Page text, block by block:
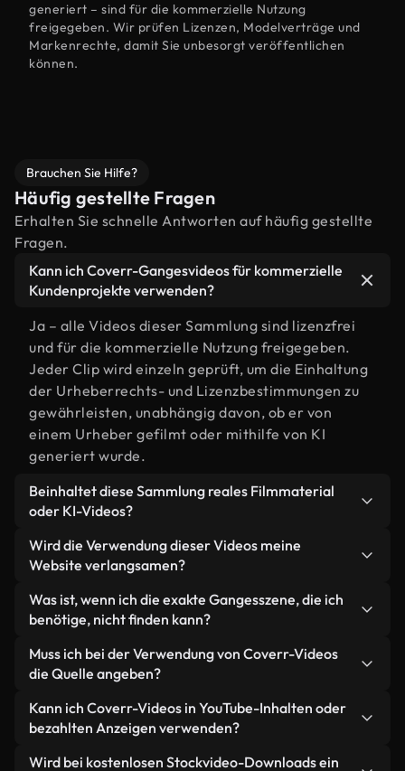
generiert – sind für die kommerzielle Nutzung
freigegeben. Wir prüfen Lizenzen, Modelverträge und
Markenrechte, damit Sie unbesorgt veröffentlichen
können.
Brauchen Sie Hilfe?
Häufig gestellte Fragen
Erhalten Sie schnelle Antworten auf häufig gestellte
Fragen.
Kann ich Coverr-Gangesvideos für kommerzielle
Kundenprojekte verwenden?
Ja – alle Videos dieser Sammlung sind lizenzfrei
und für die kommerzielle Nutzung freigegeben.
Jeder Clip wird einzeln geprüft, um die Einhaltung
der Urheberrechts- und Lizenzbestimmungen zu
gewährleisten, unabhängig davon, ob er von
einem Urheber gefilmt oder mithilfe von KI
generiert wurde.
Beinhaltet diese Sammlung reales Filmmaterial
oder KI-Videos?
Beides. Es handelt sich um eine Hybridbibliothek
aus realen, von Menschen aufgenommenen
generierten Videos. Jedes Video ist eindeutig
beschriftet, sodass Sie immer wissen, was Sie
verwenden.
Wird die Verwendung dieser Videos meine
Website verlangsamen?
Nicht, wenn Sie unsere optimierten Versionen
wählen. Wir bieten schlanke, webfähige Formate,
wurden – so bleibt die Qualität hoch, während
gleichzeitig die Ladezeiten minimiert und
Kennzahlen wie LCP verbessert werden.
Was ist, wenn ich die exakte Gangesszene, die ich
benötige, nicht finden kann?
Mit Coverr AI Studio erstellen Sie im
Handumdrehen ein solches Video. Beschreiben Sie
Sonnenuntergang" – und das Studio generiert
innerhalb von Sekunden ein individuelles Video für
Sie, das unseren Lizenzbestimmungen entspricht.
Muss ich bei der Verwendung von Coverr-Videos
die Quelle angeben?
Eine Namensnennung ist nicht erforderlich. Alle
Videos in unserer Stockbibliothek sind lizenzfrei
verwendet werden – wir freuen uns aber immer
Kann ich Coverr-Videos in YouTube-Inhalten oder
bezahlten Anzeigen verwenden?
Ja. Sämtliches Stockmaterial von Coverr darf in
Wird bei kostenlosen Stockvideo-Downloads ein